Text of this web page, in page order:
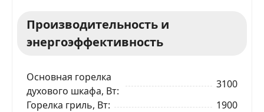
Производительность и
энергоэффективность
Основная горелка
духового шкафа, Вт
3100
Горелка гриль, Вт
1900
Телефон
данных в соответствии